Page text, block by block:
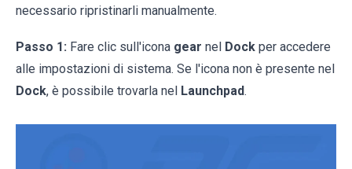
necessario ripristinarli manualmente.
Passo 1: Fare clic sull'icona gear nel Dock per accedere
alle impostazioni di sistema. Se l'icona non è presente nel
Dock, è possibile trovarla nel Launchpad.